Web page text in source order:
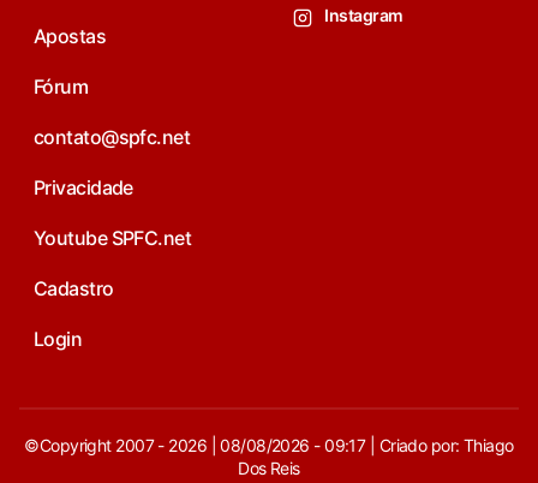
Apostas
Fórum
contato@spfc.net
Privacidade
Youtube SPFC.net
Cadastro
Login
Instagram
©Copyright 2007 - 2026 | 08/08/2026 - 09:17 | Criado por: Thiago
Dos Reis